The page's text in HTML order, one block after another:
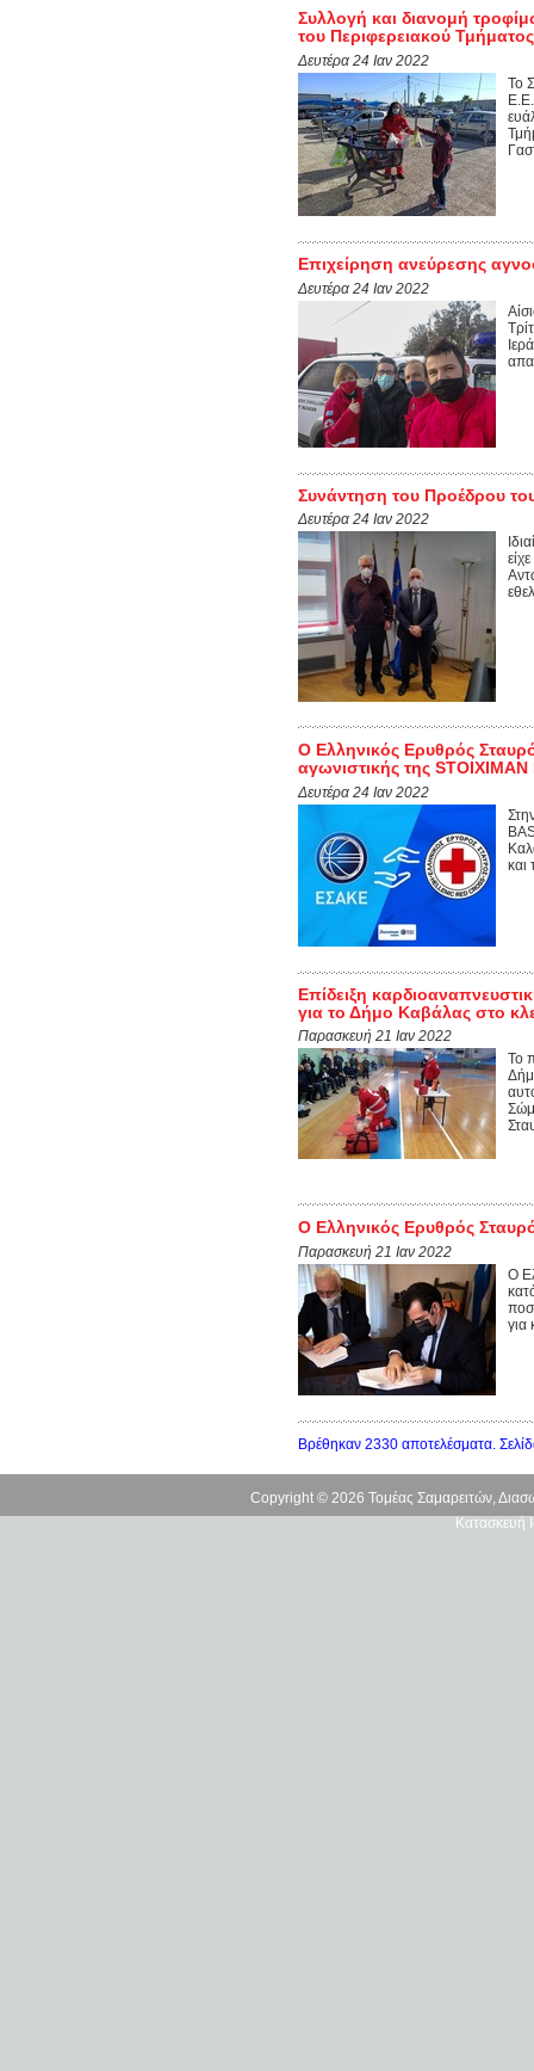
Συλλογή και διανομή
του Περιφερειακού
Δευτέρα 24 Ιαν 2022
Το
Επιχείρηση ανεύρεσης
Δευτέρα 24 Ιαν 2022
Συνάντηση του Προέδρου
Δευτέρα 24 Ιαν 2022
Ο Ελληνικός Ερυθρός
αγωνιστικής της
Δευτέρα 24 Ιαν 2022
και
Επίδειξη
για το Δήμο Καβάλας στο
Παρασκευή 21 Ιαν 2022
Το
Ο Ελληνικός Ερυθρός
Παρασκευή 21 Ιαν 2022
Ο
για
Βρέθηκαν 2330 αποτελέσματα.
Copyright © 2026 Τομέας Σαμαρειτών,
Κατασκευή